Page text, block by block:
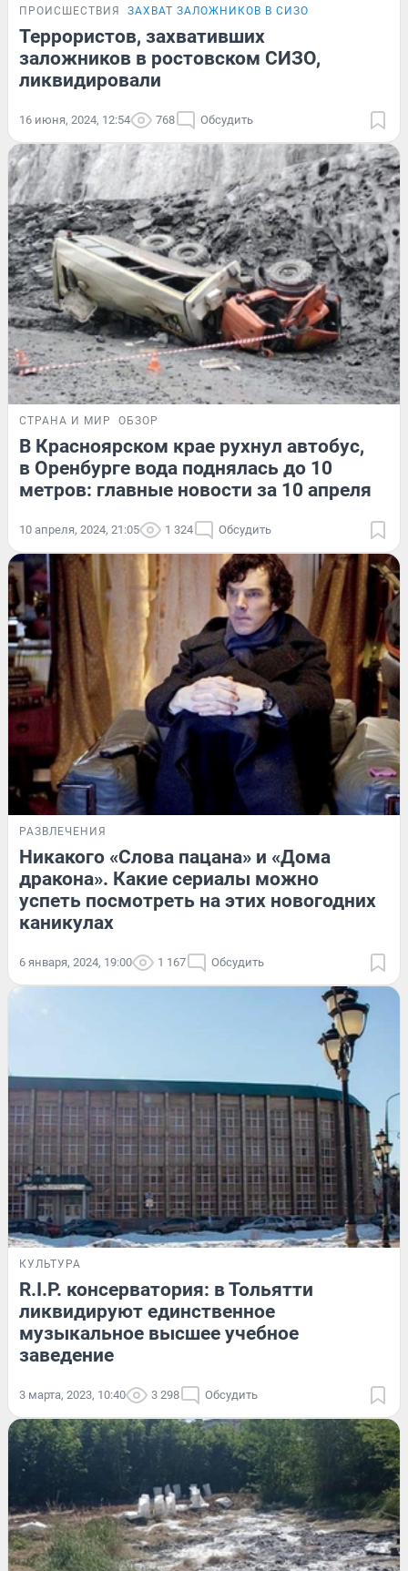
ПРОИСШЕСТВИЯ ЗАХВАТ ЗАЛОЖНИКОВ В СИЗО
Террористов, захвативших
заложников в ростовском СИЗО,
ликвидировали
16 июня, 2024, 12:54 768 Обсудить
СТРАНА И МИР ОБЗОР
В Красноярском крае рухнул автобус,
в Оренбурге вода поднялась до 10
метров: главные новости за 10 апреля
10 апреля, 2024, 21:05 1 324 Обсудить
РАЗВЛЕЧЕНИЯ
Никакого «Слова пацана» и «Дома
дракона». Какие сериалы можно
успеть посмотреть на этих новогодних
каникулах
6 января, 2024, 19:00 1 167 Обсудить
КУЛЬТУРА
R.I.P. консерватория: в Тольятти
ликвидируют единственное
музыкальное высшее учебное
заведение
3 марта, 2023, 10:40 3 298 Обсудить